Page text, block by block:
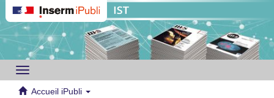
Toggle
navigation
Accueil iPubli